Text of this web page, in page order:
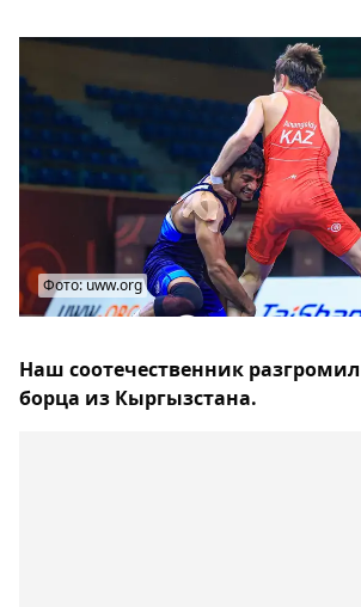
Фото: uww.org
Наш соотечественник
борца из Кыргызстана.